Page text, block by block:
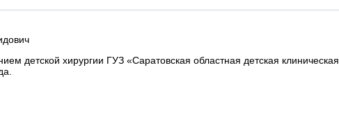
детской хирургии ГУЗ «Саратовская областная детская клиническая